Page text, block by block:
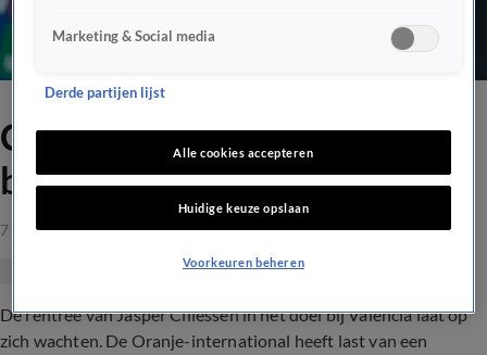
Cillessen langer aan de kant
bij Valencia
7 feb 2020, 15:35
De rentree van Jasper Cillessen in het doel bij Valencia laat op
zich wachten. De Oranje-international heeft last van een
Marketing & Social media
Derde partijen lijst
Alle cookies accepteren
Huidige keuze opslaan
Voorkeuren beheren